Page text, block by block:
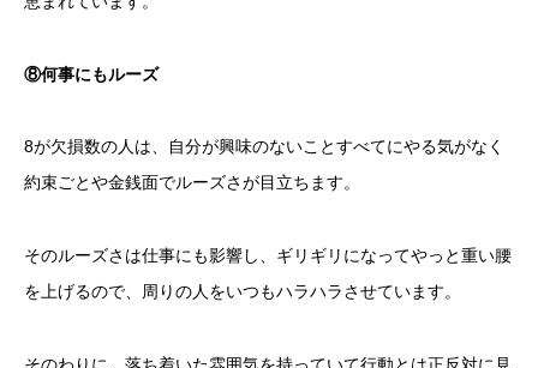
⑧何事にもルーズ
8が欠損数の人は、自分が興味のないことすべてにやる気がなく
約束ごとや金銭面でルーズさが目立ちます。
そのルーズさは仕事にも影響し、ギリギリになってやっと重い腰
を上げるので、周りの人をいつもハラハラさせています。